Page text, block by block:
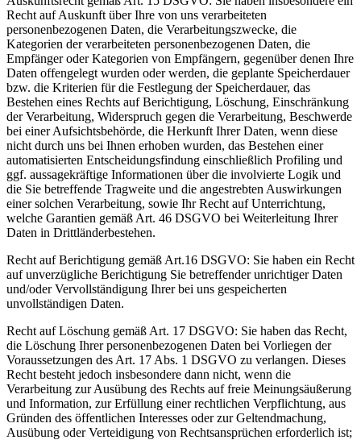
Recht auf Auskunft über Ihre von uns verarbeiteten
personenbezogenen Daten, die Verarbeitungszwecke, die
Kategorien der verarbeiteten personenbezogenen Daten, die
Empfänger oder Kategorien von Empfängern, gegenüber denen Ihre
Daten offengelegt wurden oder werden, die geplante Speicherdauer
bzw. die Kriterien für die Festlegung der Speicherdauer, das
Bestehen eines Rechts auf Berichtigung, Löschung, Einschränkung
der Verarbeitung, Widerspruch gegen die Verarbeitung, Beschwerde
bei einer Aufsichtsbehörde, die Herkunft Ihrer Daten, wenn diese
nicht durch uns bei Ihnen erhoben wurden, das Bestehen einer
automatisierten Entscheidungsfindung einschließlich Profiling und
ggf. aussagekräftige Informationen über die involvierte Logik und
die Sie betreffende Tragweite und die angestrebten Auswirkungen
einer solchen Verarbeitung, sowie Ihr Recht auf Unterrichtung,
welche Garantien gemäß Art. 46 DSGVO bei Weiterleitung Ihrer
Daten in Drittländerbestehen.
Recht auf Berichtigung gemäß Art.16 DSGVO: Sie haben ein Recht
auf unverzügliche Berichtigung Sie betreffender unrichtiger Daten
und/oder Vervollständigung Ihrer bei uns gespeicherten
unvollständigen Daten.
Recht auf Löschung gemäß Art. 17 DSGVO: Sie haben das Recht,
die Löschung Ihrer personenbezogenen Daten bei Vorliegen der
Voraussetzungen des Art. 17 Abs. 1 DSGVO zu verlangen. Dieses
Recht besteht jedoch insbesondere dann nicht, wenn die
Verarbeitung zur Ausübung des Rechts auf freie Meinungsäußerung
und Information, zur Erfüllung einer rechtlichen Verpflichtung, aus
Gründen des öffentlichen Interesses oder zur Geltendmachung,
Ausübung oder Verteidigung von Rechtsansprüchen erforderlich ist;